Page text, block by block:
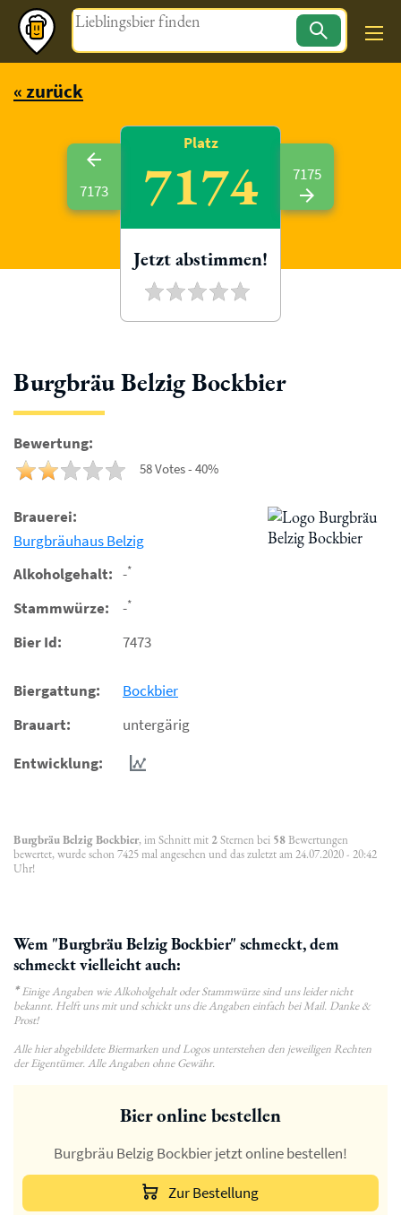
Magazin
« zurück
Burgbräu Belzig Bockbier
Bewertung:
58 Votes - 40%
Brauerei:
Burgbräuhaus Belzig
Alkoholgehalt: -*
Stammwürze: -*
Bier Id: 7473
Biergattung:
Bockbier
Brauart:
untergärig
Entwicklung:
Burgbräu Belzig Bockbier, im Schnitt mit 2Sternen bei 58Bewertungen
bewertet, wurde schon 7425 mal angesehen und das zuletzt am 24.07.2020 - 20:42
Uhr!
Wem "Burgbräu Belzig Bockbier" schmeckt, dem
schmeckt vielleicht auch:
*Einige Angaben wie Alkoholgehalt oder Stammwürze sind uns leider nicht
bekannt. Helft uns mit und schickt uns die Angaben einfach bei Mail. Danke &
Prost!
Alle hier abgebildete Biermarken und Logos unterstehen den jeweiligen Rechten
der Eigentümer. Alle Angaben ohne Gewähr.
7173
Platz
7174
Jetzt abstimmen!
7175
Bier online bestellen
Burgbräu Belzig Bockbier jetzt online bestellen!
Zur Bestellung